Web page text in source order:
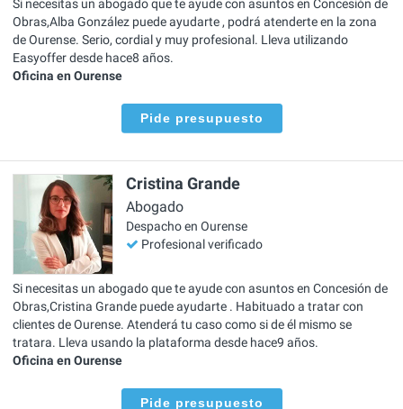
Si necesitas un abogado que te ayude con asuntos en Concesión de
Obras,Alba González puede ayudarte , podrá atenderte en la zona
de Ourense. Serio, cordial y muy profesional. Lleva utilizando
Easyoffer desde hace8 años.
Oficina en Ourense
Pide presupuesto
Cristina Grande
Abogado
Despacho en Ourense
Profesional verificado
Si necesitas un abogado que te ayude con asuntos en Concesión de
Obras,Cristina Grande puede ayudarte . Habituado a tratar con
clientes de Ourense. Atenderá tu caso como si de él mismo se
tratara. Lleva usando la plataforma desde hace9 años.
Oficina en Ourense
Pide presupuesto